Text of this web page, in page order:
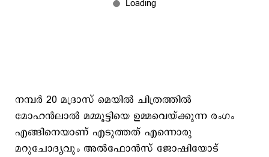
നമ്പര്‍ 20 മദ്രാസ് മെയില്‍ ചിത്രത്തില്‍
മോഹന്‍ലാല്‍ മമ്മൂട്ടിയെ ഉമ്മവെയ്ക്കുന്ന രംഗം
എങ്ങിനെയാണ് എടുത്തത് എന്നൊരു
മറുചോദ്യവും അല്‍ഫോന്‍സ് ജോഷിയോട്